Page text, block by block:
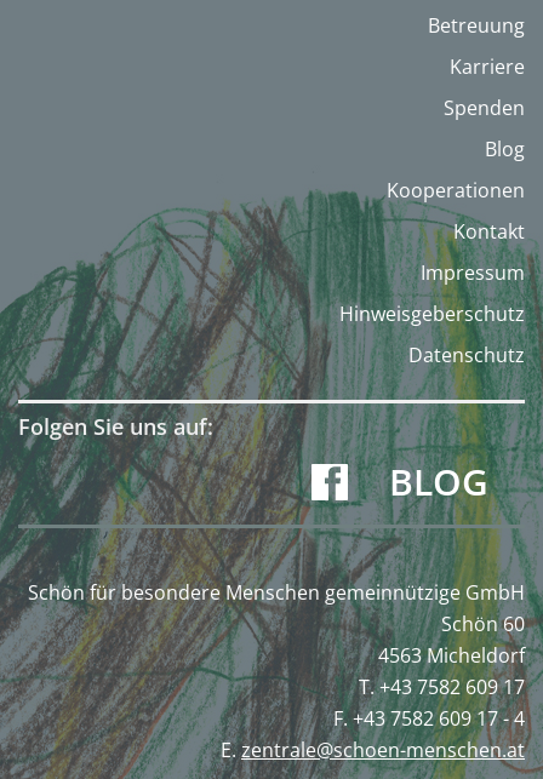
Betreuung
Karriere
Spenden
Blog
Kooperationen
Kontakt
Impressum
Hinweisgeberschutz
Datenschutz
Folgen Sie uns auf:
BLOG
Schön für besondere Menschen gemeinnützige GmbH
Schön 60
4563 Micheldorf
T. +43 7582 609 17
F. +43 7582 609 17 - 4
E.zentrale@schoen-menschen.at